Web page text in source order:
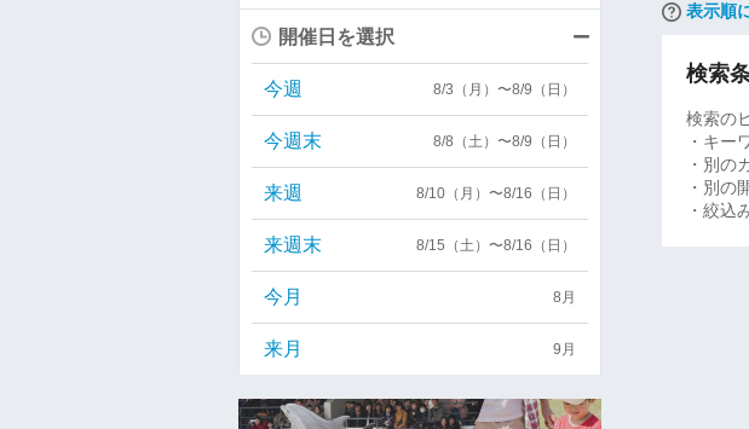
表示順
検索
検索の
・キー
・別の
・別の
・絞込
開催日を選択
今週 8/3（月）〜8/9（日）
今週末 8/8（土）〜8/9（日）
来週 8/10（月）〜8/16（日）
来週末 8/15（土）〜8/16（日）
今月 8月
来月 9月